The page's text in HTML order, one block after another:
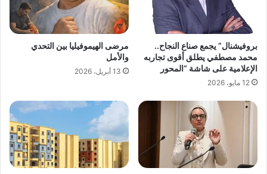
بروفيشنال” يجمع صناع النجاح..
محمد مصطفي يطلق أقوى تجاربه
الإعلامية على شاشة “المحور
12 مايو، 2026
مرضى الهيموفيليا بين التحدي
والأمل
13 أبريل، 2026